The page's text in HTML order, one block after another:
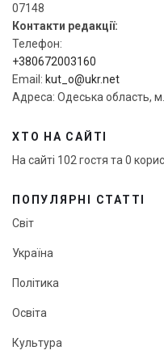
07148
Контакти редакції:
Телефон:
+380672003160
Email: kut_o@ukr.net
Адреса: Одеська область,
ХТО НА САЙТІ
На сайті 102 гостя та 0
ПОПУЛЯРНІ СТАТТІ
Світ
Україна
Політика
Освіта
Культура